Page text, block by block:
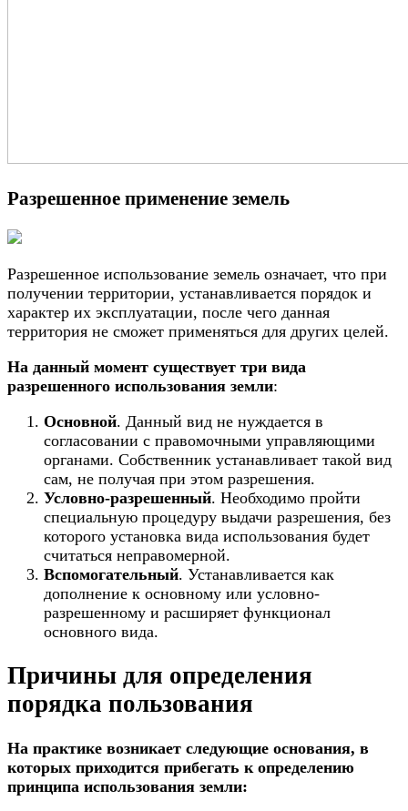
Разрешенное применение земель
Разрешенное использование земель означает, что при
получении территории, устанавливается порядок и
характер их эксплуатации, после чего данная
территория не сможет применяться для других целей.
На данный момент существует три вида
разрешенного использования земли:
Основной. Данный вид не нуждается в
согласовании с правомочными управляющими
органами. Собственник устанавливает такой вид
сам, не получая при этом разрешения.
Условно-разрешенный. Необходимо пройти
специальную процедуру выдачи разрешения, без
которого установка вида использования будет
считаться неправомерной.
Вспомогательный. Устанавливается как
дополнение к основному или условно-
разрешенному и расширяет функционал
основного вида.
Причины для определения
порядка пользования
На практике возникает следующие основания, в
которых приходится прибегать к определению
принципа использования земли: